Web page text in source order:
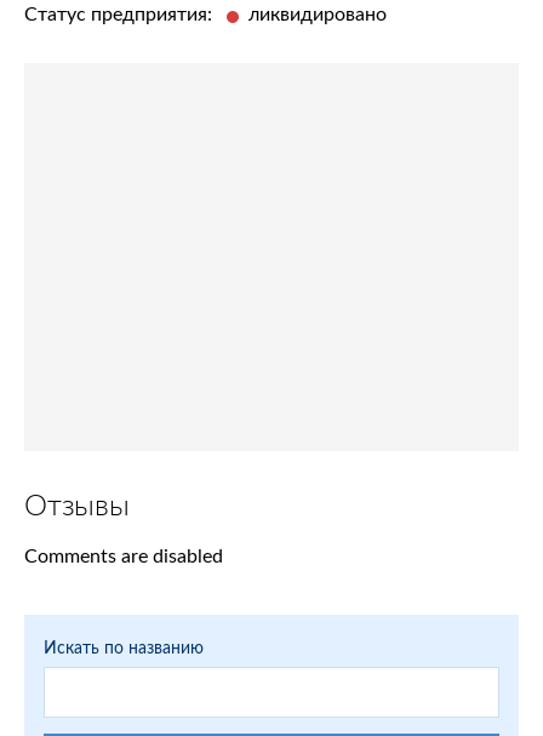
Статус предприятия:
ликвидировано
Отзывы
Comments are disabled
Искать по названию